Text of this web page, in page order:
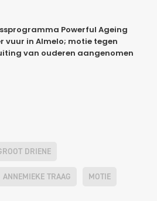
Powerful Ageing
vuur in Almelo; motie tegen
van ouderen aangenomen
DRIENE
ANNEMIEKE TRAAG MOTIE